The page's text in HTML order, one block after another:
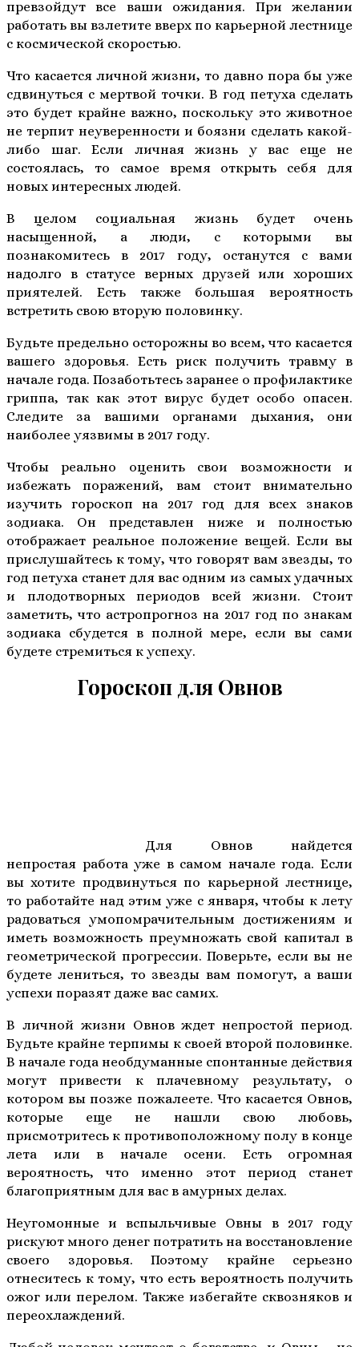
превзойдут все ваши ожидания. При желании
работать вы взлетите вверх по карьерной лестнице
с космической скоростью.
Что касается личной жизни, то давно пора бы уже
сдвинуться с мертвой точки. В год петуха сделать
это будет крайне важно, поскольку это животное
не терпит неуверенности и боязни сделать какой-
либо шаг. Если личная жизнь у вас еще не
состоялась, то самое время открыть себя для
новых интересных людей.
В целом социальная жизнь будет очень
насыщенной, а люди, с которыми вы
познакомитесь в 2017 году, останутся с вами
надолго в статусе верных друзей или хороших
приятелей. Есть также большая вероятность
встретить свою вторую половинку.
Будьте предельно осторожны во всем, что касается
вашего здоровья. Есть риск получить травму в
начале года. Позаботьтесь заранее о профилактике
гриппа, так как этот вирус будет особо опасен.
Следите за вашими органами дыхания, они
наиболее уязвимы в 2017 году.
Чтобы реально оценить свои возможности и
избежать поражений, вам стоит внимательно
изучить гороскоп на 2017 год для всех знаков
зодиака. Он представлен ниже и полностью
отображает реальное положение вещей. Если вы
прислушайтесь к тому, что говорят вам звезды, то
год петуха станет для вас одним из самых удачных
и плодотворных периодов всей жизни. Стоит
заметить, что астропрогноз на 2017 год по знакам
зодиака сбудется в полной мере, если вы сами
будете стремиться к успеху.
Гороскоп для Овнов
Для Овнов найдется
непростая работа уже в самом начале года. Если
вы хотите продвинуться по карьерной лестнице,
то работайте над этим уже с января, чтобы к лету
радоваться умопомрачительным достижениям и
иметь возможность преумножать свой капитал в
геометрической прогрессии. Поверьте, если вы не
будете лениться, то звезды вам помогут, а ваши
успехи поразят даже вас самих.
В личной жизни Овнов ждет непростой период.
Будьте крайне терпимы к своей второй половинке.
В начале года необдуманные спонтанные действия
могут привести к плачевному результату, о
котором вы позже пожалеете. Что касается Овнов,
которые еще не нашли свою любовь,
присмотритесь к противоположному полу в конце
лета или в начале осени. Есть огромная
вероятность, что именно этот период станет
благоприятным для вас в амурных делах.
Неугомонные и вспыльчивые Овны в 2017 году
рискуют много денег потратить на восстановление
своего здоровья. Поэтому крайне серьезно
отнеситесь к тому, что есть вероятность получить
ожог или перелом. Также избегайте сквозняков и
переохлаждений.